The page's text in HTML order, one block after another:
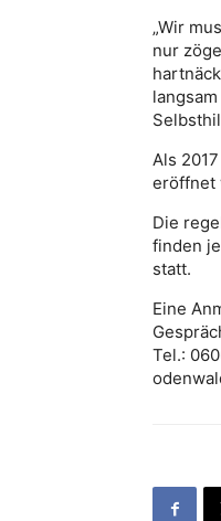
„Wir
nur
Als
eröffnet
Die
finden
statt.
Eine
Tel.: